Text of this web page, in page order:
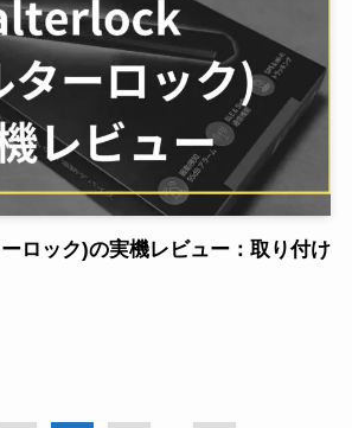
ロック)の実機レビュー：取り付け